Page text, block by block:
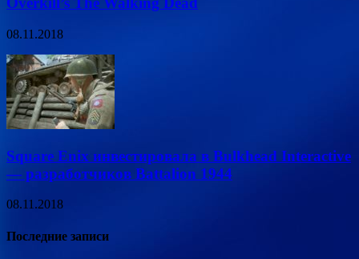
08.11.2018
Square Enix инвестировала в Bulkhead Interactive
— разработчиков Battalion 1944
08.11.2018
Последние записи